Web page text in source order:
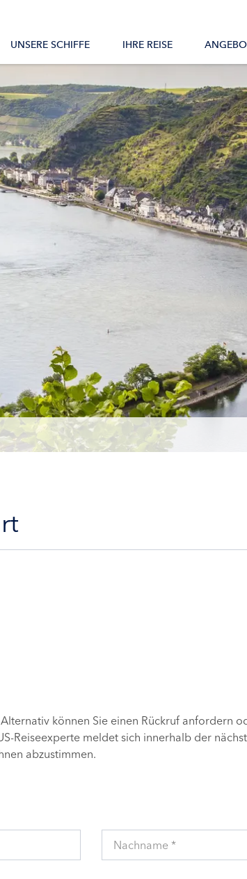
können Sie einen Rückruf anfordern
Reiseexperte meldet sich innerhalb der
abzustimmen.
Nachname *
UNSERE SCHIFFE IHRE REISE